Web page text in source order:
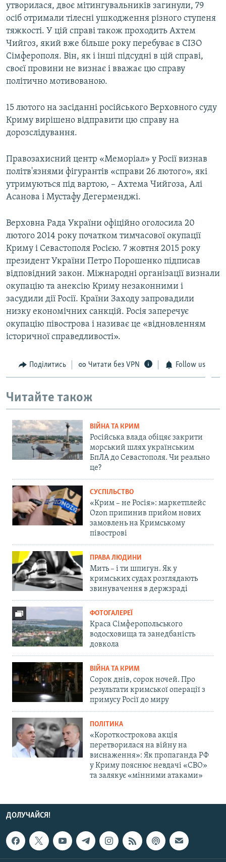
утворилася, двоє мітингувальників загинули, 79
осіб отримали тілесні ушкодження різного ступеня
тяжкості. У цій справі також проходить Ахтем
Чийгоз, який вже більше року перебуває в СІЗО
Сімферополя. Він, як і інші підсудні в цій справі,
своєї провини не визнає і вважає цю справу
політично мотивованою.
15 лютого на засіданні російського Верховного суду
Криму вирішено відправити цю справу на
дорозслідування.
Правозахисний центр «Меморіал» у Росії визнав
політв'язнями фігурантів «справи 26 лютого», які
утримуються під вартою, – Ахтема Чийгоза, Алі
Асанова і Мустафу Дегерменджі.
Верховна Рада України офіційно оголосила 20
лютого 2014 року початком тимчасової окупації
Криму і Севастополя Росією. 7 жовтня 2015 року
президент України Петро Порошенко підписав
відповідний закон. Міжнародні організації визнали
окупацію та анексію Криму незаконними і
засудили дії Росії. Країни Заходу запровадили
низку економічних санкцій. Росія заперечує
окупацію півострова і називає це «відновленням
історичної справедливості».
Поділитись Читати без VPN Follow us
Читайте також
ВІЙНА ТА КРИМ
Російська влада обіцяє закрити
морський шлях українським
БпЛА до Севастополя. Чи реально
це?
СУСПІЛЬСТВО
«Крим – не Росія»: маркетплейс
Ozon припинив прийом нових
замовлень на Кримському
півострові
ПРАВА ЛЮДИНИ
Мить – і ти шпигун. Як у
кримських судах розглядають
звинувачення в держзраді
ФОТОГАЛЕРЕЇ
Краса Сімферопольського
водосховища та занедбаність
довкола
ВІЙНА ТА КРИМ
Сорок днів, сорок ночей. Про
результати кримської операції з
примусу Росії до миру
ПОЛІТИКА
«Короткострокова акція
перетворилася на війну на
виснаження»: Як пропаганда РФ
у Криму пояснює невдачі «СВО»
та залякує «мінними атаками»
ДОЛУЧАЙСЯ!